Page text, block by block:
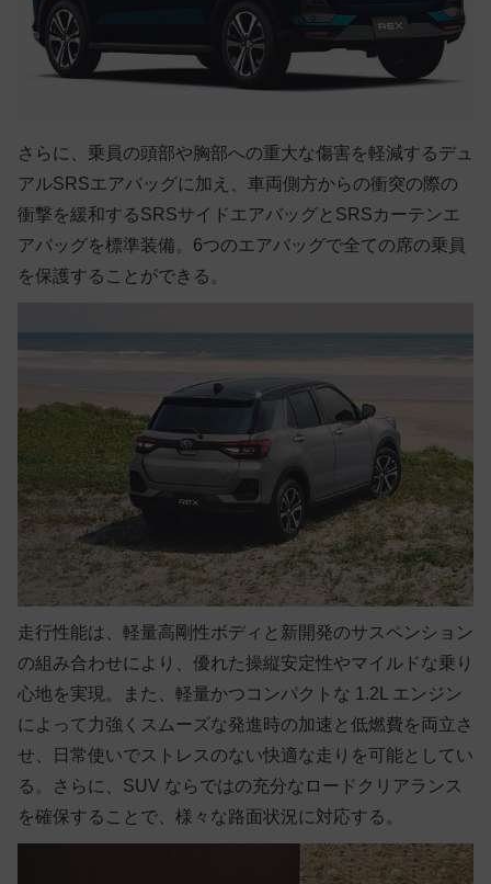
さらに、乗員の頭部や胸部への重大な傷害を軽減するデュ
アルSRSエアバッグに加え、車両側方からの衝突の際の
衝撃を緩和するSRSサイドエアバッグとSRSカーテンエ
アバッグを標準装備。6つのエアバッグで全ての席の乗員
を保護することができる。
走行性能は、軽量高剛性ボディと新開発のサスペンション
の組み合わせにより、優れた操縦安定性やマイルドな乗り
心地を実現。また、軽量かつコンパクトな 1.2L エンジン
によって力強くスムーズな発進時の加速と低燃費を両立さ
せ、日常使いでストレスのない快適な走りを可能としてい
る。さらに、SUV ならではの充分なロードクリアランス
を確保することで、様々な路面状況に対応する。